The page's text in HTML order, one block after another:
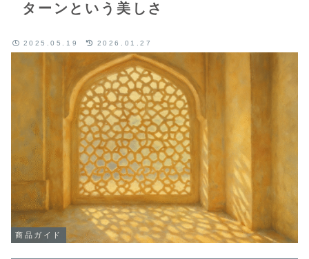
ターンという美しさ
商品ガイド
2025.05.19 2026.01.27